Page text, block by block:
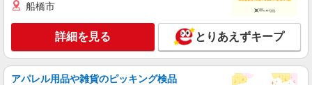
船橋市
詳細を見る とりあえずキープ
アパレル用品や雑貨のピッキング検品